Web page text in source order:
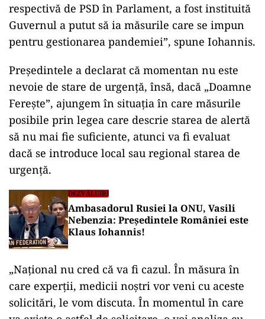
respectivă de PSD în Parlament, a fost instituită
Guvernul a putut să ia măsurile care se impun
pentru gestionarea pandemiei”, spune Iohannis.
ad
Președintele a declarat că momentan nu este
nevoie de stare de urgență, însă, dacă „Doamne
Ferește”, ajungem în situația în care măsurile
posibile prin legea care descrie starea de alertă
să nu mai fie suficiente, atunci va fi evaluat